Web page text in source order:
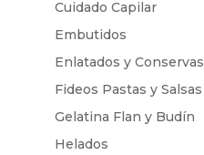
Cuidado Capilar
Embutidos
Enlatados y Conservas
Fideos Pastas y Salsas
Gelatina Flan y Budín
Helados